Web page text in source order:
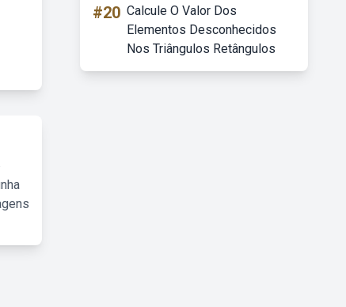
#20 Calcule O Valor Dos
Elementos Desconhecidos
Nos Triângulos Retângulos